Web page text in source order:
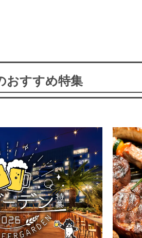
おすすめ特集